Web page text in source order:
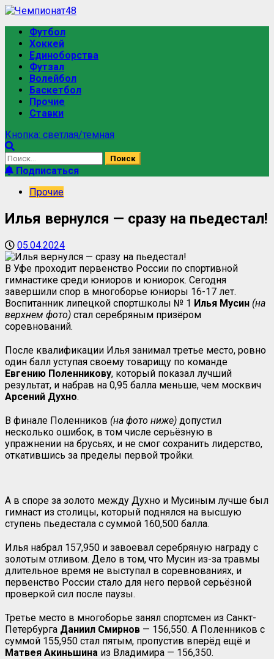
Футбол
Хоккей
Единоборства
Футзал
Волейбол
Баскетбол
Прочие
Ставки
Кнопка: светлая/темная
Подписаться
Прочие
Илья вернулся — сразу на пьедестал!
05.04.2024
В Уфе проходит первенство России по спортивной
гимнастике среди юниоров и юниорок. Сегодня
завершили спор в многоборье юниоры 16-17 лет.
Воспитанник липецкой спортшколы № 1 Илья Мусин (на
верхнем фото) стал серебряным призёром
соревнований.
После квалификации Илья занимал третье место, ровно
один балл уступая своему товарищу по команде
Евгению Поленникову, который показал лучший
результат, и набрав на 0,95 балла меньше, чем москвич
Арсений Духно.
В финале Поленников (на фото ниже) допустил
несколько ошибок, в том числе серьёзную в
упражнении на брусьях, и не смог сохранить лидерство,
откатившись за пределы первой тройки.
А в споре за золото между Духно и Мусиным лучше был
гимнаст из столицы, который поднялся на высшую
ступень пьедестала с суммой 160,500 балла.
Илья набрал 157,950 и завоевал серебряную награду с
золотым отливом. Дело в том, что Мусин из-за травмы
длительное время не выступал в соревнованиях, и
первенство России стало для него первой серьёзной
проверкой сил после паузы.
Третье место в многоборье занял спортсмен из Санкт-
Петербурга Даниил Смирнов — 156,550. А Поленников с
суммой 155,950 стал пятым, пропустив вперёд ещё и
Матвея Акиньшина из Владимира — 156,350.